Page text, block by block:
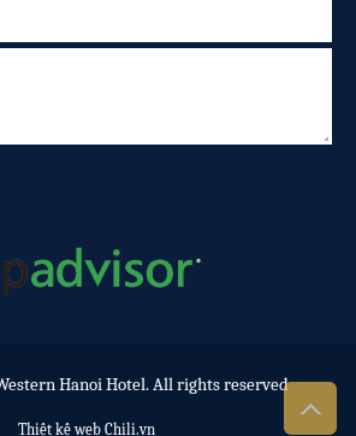
Hanoi Hotel. All rights reserved
Thiết kế web Chili.vn